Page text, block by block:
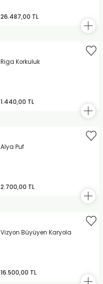
26.487,00 TL
Riga Korkuluk
1.440,00 TL
Alya Puf
2.700,00 TL
Vizyon Büyüyen Karyola
16.500,00 TL